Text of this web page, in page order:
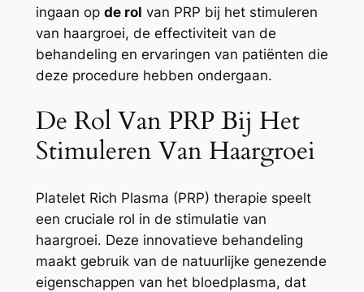
ingaan op de rol van PRP bij het stimuleren
van haargroei, de effectiviteit van de
behandeling en ervaringen van patiënten die
deze procedure hebben ondergaan.
De Rol Van PRP Bij Het
Stimuleren Van Haargroei
Platelet Rich Plasma (PRP) therapie speelt
een cruciale rol in de stimulatie van
haargroei. Deze innovatieve behandeling
maakt gebruik van de natuurlijke genezende
eigenschappen van het bloedplasma, dat